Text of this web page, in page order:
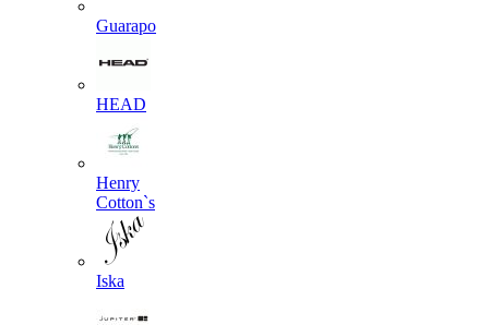
Guarapo
HEAD
Henry
Cotton`s
Iska